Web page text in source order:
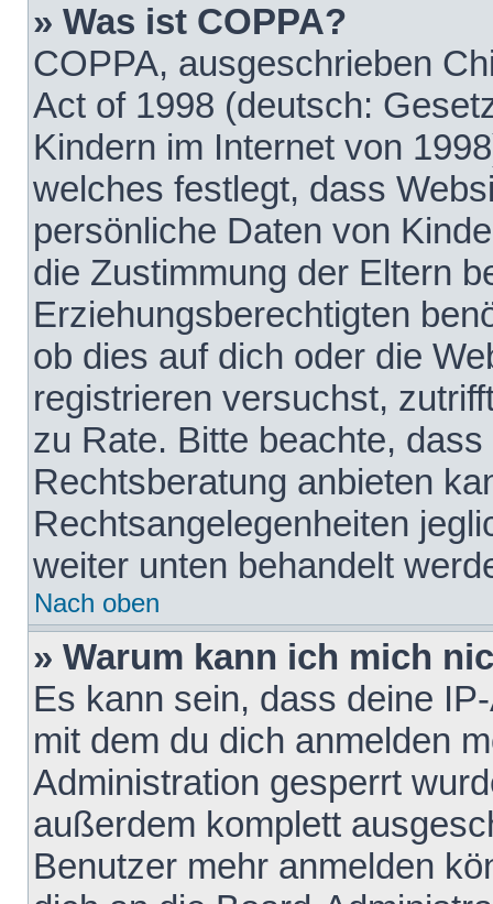
» Was ist COPPA?
COPPA, ausgeschrieben
Act of 1998 (deutsch:
Kindern im Internet von
welches festlegt, dass
persönliche Daten von
die Zustimmung der Eltern
Erziehungsberechtigten
ob dies auf dich oder die
registrieren versuchst,
zu Rate. Bitte beachte,
Rechtsberatung anbieten
Rechtsangelegenheiten
weiter unten behandelt
Nach oben
» Warum kann ich mich
Es kann sein, dass deine
mit dem du dich anmelden
Administration gesperrt
außerdem komplett
Benutzer mehr anmelden